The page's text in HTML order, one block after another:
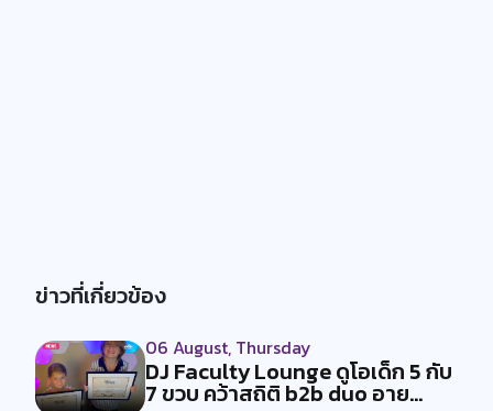
ข่าวที่เกี่ยวข้อง
06 August, Thursday
DJ Faculty Lounge ดูโอเด็ก 5 กับ
7 ขวบ คว้าสถิติ b2b duo อาย...